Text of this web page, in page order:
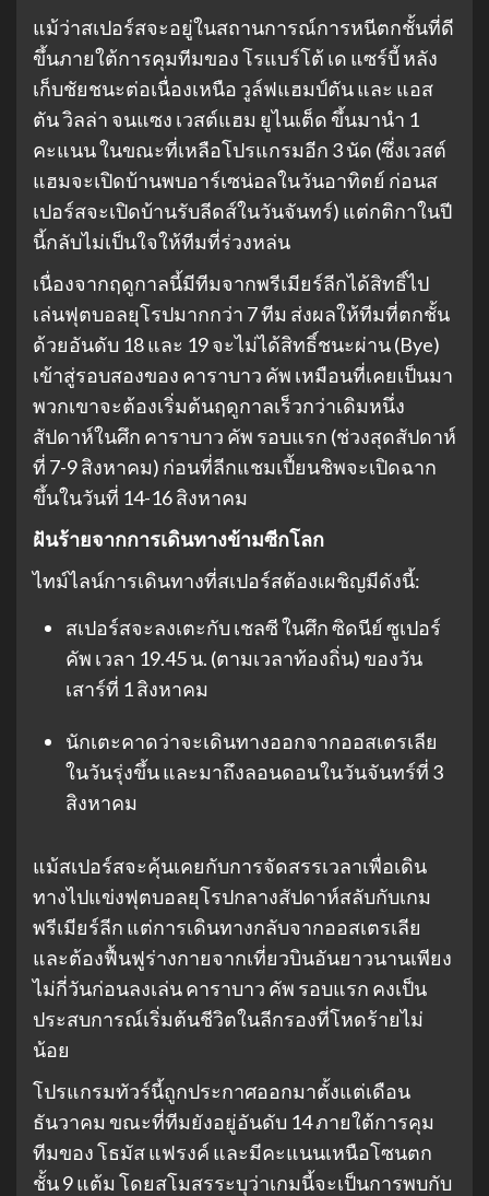
แม้ว่าสเปอร์สจะอยู่ในสถานการณ์การหนีตกชั้นที่ดี
ขึ้นภายใต้การคุมทีมของ โรแบร์โต้ เด แซร์บี้ หลัง
เก็บชัยชนะต่อเนื่องเหนือ วูล์ฟแฮมป์ตัน และ แอส
ตัน วิลล่า จนแซง เวสต์แฮม ยูไนเต็ด ขึ้นมานำ 1
คะแนน ในขณะที่เหลือโปรแกรมอีก 3 นัด (ซึ่งเวสต์
แฮมจะเปิดบ้านพบอาร์เซน่อลในวันอาทิตย์ ก่อนส
เปอร์สจะเปิดบ้านรับลีดส์ในวันจันทร์) แต่กติกาในปี
นี้กลับไม่เป็นใจให้ทีมที่ร่วงหล่น
เนื่องจากฤดูกาลนี้มีทีมจากพรีเมียร์ลีกได้สิทธิ์ไป
เล่นฟุตบอลยุโรปมากกว่า 7 ทีม ส่งผลให้ทีมที่ตกชั้น
ด้วยอันดับ 18 และ 19 จะไม่ได้สิทธิ์ชนะผ่าน (Bye)
เข้าสู่รอบสองของ คาราบาว คัพ เหมือนที่เคยเป็นมา
พวกเขาจะต้องเริ่มต้นฤดูกาลเร็วกว่าเดิมหนึ่ง
สัปดาห์ในศึก คาราบาว คัพ รอบแรก (ช่วงสุดสัปดาห์
ที่ 7-9 สิงหาคม) ก่อนที่ลีกแชมเปี้ยนชิพจะเปิดฉาก
ขึ้นในวันที่ 14-16 สิงหาคม
ฝันร้ายจากการเดินทางข้ามซีกโลก
ไทม์ไลน์การเดินทางที่สเปอร์สต้องเผชิญมีดังนี้:
สเปอร์สจะลงเตะกับ เชลซี ในศึก ซิดนีย์ ซูเปอร์
คัพ เวลา 19.45 น. (ตามเวลาท้องถิ่น) ของวัน
เสาร์ที่ 1 สิงหาคม
นักเตะคาดว่าจะเดินทางออกจากออสเตรเลีย
ในวันรุ่งขึ้น และมาถึงลอนดอนในวันจันทร์ที่ 3
สิงหาคม
แม้สเปอร์สจะคุ้นเคยกับการจัดสรรเวลาเพื่อเดิน
ทางไปแข่งฟุตบอลยุโรปกลางสัปดาห์สลับกับเกม
พรีเมียร์ลีก แต่การเดินทางกลับจากออสเตรเลีย
และต้องฟื้นฟูร่างกายจากเที่ยวบินอันยาวนานเพียง
ไม่กี่วันก่อนลงเล่น คาราบาว คัพ รอบแรก คงเป็น
ประสบการณ์เริ่มต้นชีวิตในลีกรองที่โหดร้ายไม่
น้อย
โปรแกรมทัวร์นี้ถูกประกาศออกมาตั้งแต่เดือน
ธันวาคม ขณะที่ทีมยังอยู่อันดับ 14 ภายใต้การคุม
ทีมของ โธมัส แฟรงค์ และมีคะแนนเหนือโซนตก
ชั้น 9 แต้ม โดยสโมสรระบุว่าเกมนี้จะเป็นการพบกับ